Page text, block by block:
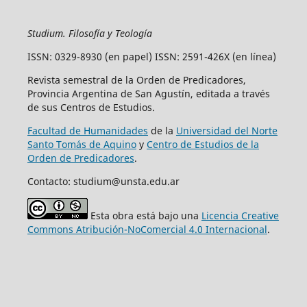
Studium. Filosofía y Teología
ISSN: 0329-8930 (en papel) ISSN: 2591-426X (en línea)
Revista semestral de la Orden de Predicadores,
Provincia Argentina de San Agustín, editada a través
de sus Centros de Estudios.
Facultad de Humanidades de la Universidad del Norte
Santo Tomás de Aquinoy Centro de Estudios de la
Orden de Predicadores.
Contacto: studium@unsta.edu.ar
Esta obra está bajo una Licencia Creative
Commons Atribución-NoComercial 4.0 Internacional.